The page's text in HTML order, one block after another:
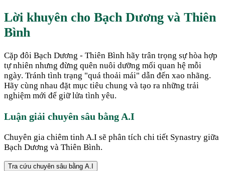
Lời khuyên cho Bạch Dương và Thiên
Bình
Cặp đôi Bạch Dương - Thiên Bình hãy trân trọng sự hòa hợp
tự nhiên nhưng đừng quên nuôi dưỡng mối quan hệ mỗi
ngày. Tránh tình trạng "quá thoải mái" dẫn đến xao nhãng.
Hãy cùng nhau đặt mục tiêu chung và tạo ra những trải
nghiệm mới để giữ lửa tình yêu.
Luận giải chuyên sâu bằng A.I
Chuyên gia chiêm tinh A.I sẽ phân tích chi tiết Synastry giữa
Bạch Dương và Thiên Bình.
Tra cứu chuyên sâu bằng A.I